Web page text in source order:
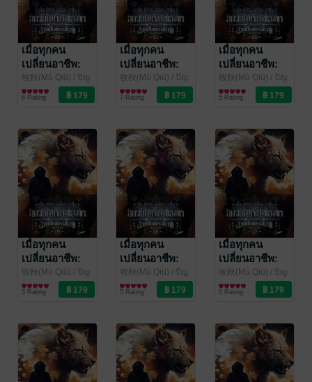
เมื่อทุกคน
เปลี่ยนอาชีพ:
สัตว์อัญเชิญของ
ข้าล้วนเป็น
ขนาดยักษ์! เล่ม
牧秋(Mù Qiū) / ปัญ
ชลีย์ ทวีนันททรัพย์
แปล
นิยายแฟนตาซี
6 Rating
เมื่อทุกคน
เปลี่ยนอาชีพ:
สัตว์อัญเชิญของ
ข้าล้วนเป็น
ขนาดยักษ์! เล่ม
牧秋(Mù Qiū) / ปัญ
ชลีย์ ทวีนันททรัพย์
แปล
นิยายแฟนตาซี
7 Rating
เมื่อทุกคน
เปลี่ยนอาชีพ:
สัตว์อัญเชิญของ
ข้าล้วนเป็น
ขนาดยักษ์! เล่ม
牧秋(Mù Qiū) / ปัญ
ชลีย์ ทวีนันททรัพย์
แปล
นิยายแฟนตาซี
5 Rating
เมื่อทุกคน
เปลี่ยนอาชีพ:
สัตว์อัญเชิญของ
ข้าล้วนเป็น
ขนาดยักษ์! เล่ม
牧秋(Mù Qiū) / ปัญ
ชลีย์ ทวีนันททรัพย์
แปล
นิยายแฟนตาซี
5 Rating
เมื่อทุกคน
เปลี่ยนอาชีพ:
สัตว์อัญเชิญของ
ข้าล้วนเป็น
ขนาดยักษ์! เล่ม
牧秋(Mù Qiū) / ปัญ
ชลีย์ ทวีนันททรัพย์
แปล
นิยายแฟนตาซี
5 Rating
เมื่อทุกคน
เปลี่ยนอาชีพ:
สัตว์อัญเชิญของ
ข้าล้วนเป็น
ขนาดยักษ์! เล่ม
牧秋(Mù Qiū) / ปัญ
ชลีย์ ทวีนันททรัพย์
แปล
นิยายแฟนตาซี
5 Rating